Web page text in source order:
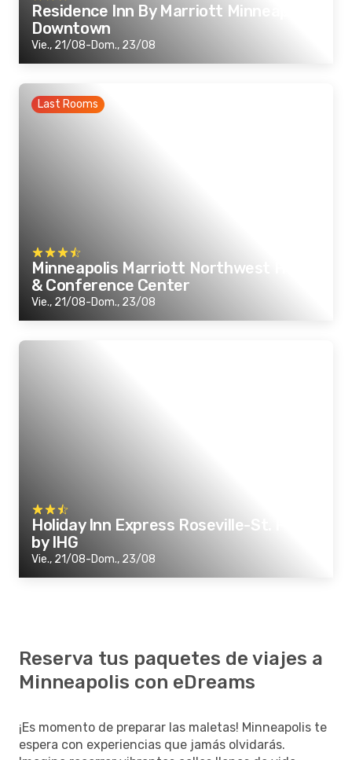
Residence Inn By Marriott Minneapolis
Downtown
Vie., 21/08-Dom., 23/08
Last Rooms
Minneapolis Marriott Northwest Hotel
& Conference Center
Vie., 21/08-Dom., 23/08
Holiday Inn Express Roseville-St. Paul
by IHG
Vie., 21/08-Dom., 23/08
Reserva tus paquetes de viajes a
Minneapolis con eDreams
¡Es momento de preparar las maletas! Minneapolis te
espera con experiencias que jamás olvidarás.